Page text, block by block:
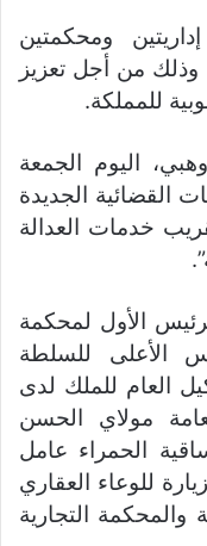
ومحكمتين
وذلك من أجل تعزيز
للمملكة.
اليوم الجمعة
القضائية الجديدة
خدمات العدالة
الأول لمحكمة
الأعلى للسلطة
العام للملك لدى
مولاي الحسن
الحمراء عامل
للوعاء العقاري
والمحكمة التجارية